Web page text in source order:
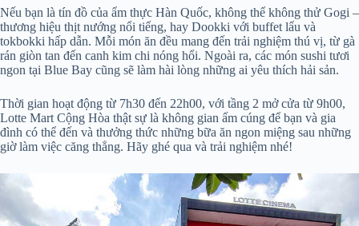
Nếu bạn là tín đồ của ẩm thực Hàn Quốc, không thể không thử Gogi –
thương hiệu thịt nướng nổi tiếng, hay Dookki với buffet lẩu và
tokbokki hấp dẫn. Mỗi món ăn đều mang đến trải nghiệm thú vị, từ gà
rán giòn tan đến canh kim chi nóng hổi. Ngoài ra, các món sushi tươi
ngon tại Blue Bay cũng sẽ làm hài lòng những ai yêu thích hải sản.
Thời gian hoạt động từ 7h30 đến 22h00, với tầng 2 mở cửa từ 9h00,
Lotte Mart Cộng Hòa thật sự là không gian ấm cúng để bạn và gia
đình có thể đến và thưởng thức những bữa ăn ngon miệng sau những
giờ làm việc căng thẳng. Hãy ghé qua và trải nghiệm nhé!